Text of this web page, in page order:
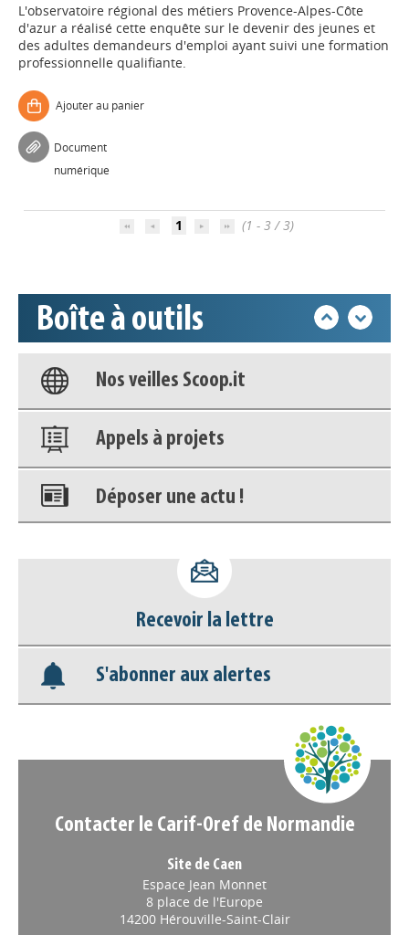
L'observatoire régional des métiers Provence-Alpes-Côte
d'azur a réalisé cette enquête sur le devenir des jeunes et
des adultes demandeurs d'emploi ayant suivi une formation
professionnelle qualifiante.
Ajouter au panier
Document
numérique
1 (1 - 3 / 3)
Boîte à outils
Base documentaire
Nos veilles Scoop.it
Appels à projets
Déposer une actu !
déconnecter)
Base documentaire
Nos veilles Scoop.it
Recevoir la lettre
S'abonner aux alertes
Contacter le Carif-Oref de Normandie
Site de Caen
Espace Jean Monnet
8 place de l'Europe
14200 Hérouville-Saint-Clair